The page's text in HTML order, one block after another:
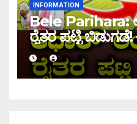
INFORMATION
Bele
ರೈತರ ಪಟ್ಟಿ
ಹೆಸರು ಇದ್ದರೆ